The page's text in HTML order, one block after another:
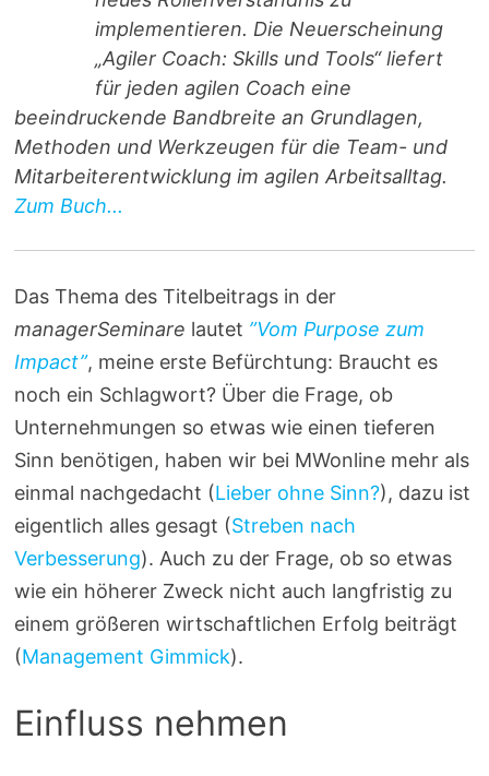
implementieren. Die Neuerscheinung
„Agiler Coach: Skills und Tools“ liefert
für jeden agilen Coach eine
beeindruckende Bandbreite an Grundlagen,
Methoden und Werkzeugen für die Team- und
Mitarbeiterentwicklung im agilen Arbeitsalltag.
Zum Buch...
Das Thema des Titelbeitrags in der
managerSeminare lautet ”Vom Purpose zum
Impact”, meine erste Befürchtung: Braucht es
noch ein Schlagwort? Über die Frage, ob
Unternehmungen so etwas wie einen tieferen
Sinn benötigen, haben wir bei MWonline mehr als
einmal nachgedacht (Lieber ohne Sinn?), dazu ist
eigentlich alles gesagt (Streben nach
Verbesserung). Auch zu der Frage, ob so etwas
wie ein höherer Zweck nicht auch langfristig zu
einem größeren wirtschaftlichen Erfolg beiträgt
(Management Gimmick).
Einfluss nehmen